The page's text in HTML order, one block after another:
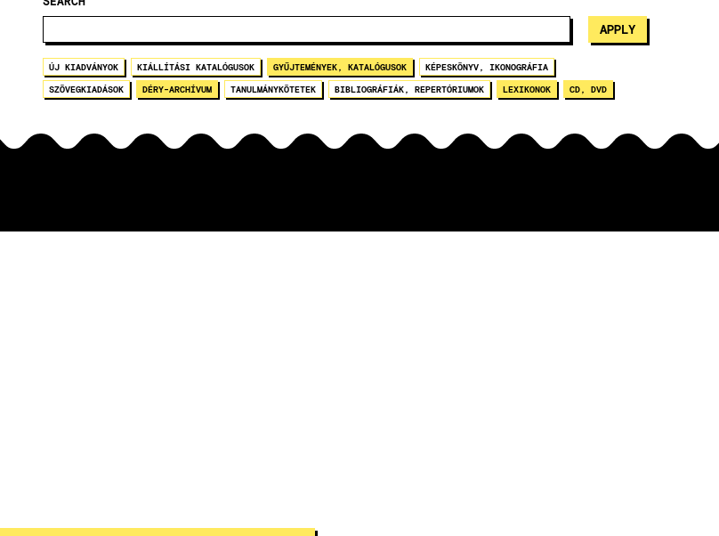
ÚJ KIADVÁNYOK KIÁLLÍTÁSI KATALÓGUSOK GYŰJTEMÉNYEK, KATALÓGUSOK KÉPESKÖNYV, IKONOGRÁFIA
SZÖVEGKIADÁSOK DÉRY-ARCHÍVUM TANULMÁNYKÖTETEK BIBLIOGRÁFIÁK, REPERTÓRIUMOK LEXIKONOK CD, DVD